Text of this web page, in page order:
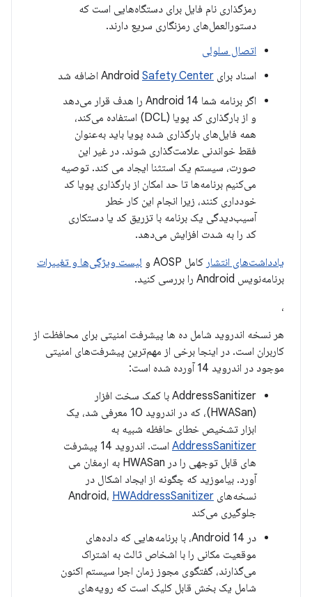
رمزگذاری نام فایل برای دستگاه‌هایی است که
دستورالعمل‌های رمزنگاری سریع دارند.
اتصال سلولی
اسناد برای Android Safety Center
اضافه شد
اگر برنامه شما Android 14 را هدف قرار می‌دهد
و از بارگذاری کد پویا (DCL) استفاده می‌کند،
همه فایل‌های بارگذاری شده پویا باید به‌عنوان
فقط خواندنی علامت‌گذاری شوند. در غیر این
صورت، سیستم یک استثنا ایجاد می کند. توصیه
می‌کنیم برنامه‌ها تا حد امکان از بارگذاری پویا کد
خودداری کنند، زیرا انجام این کار خطر
آسیب‌دیدگی یک برنامه با تزریق کد یا دستکاری
کد را به شدت افزایش می‌دهد.
یادداشت‌های انتشار کامل AOSP و
لیست ویژگی‌ها و تغییرات
برنامه‌نویس Android را بررسی کنید.
،
هر نسخه اندروید شامل ده ها پیشرفت امنیتی برای محافظت از
کاربران است. در اینجا برخی از مهم‌ترین پیشرفت‌های امنیتی
موجود در اندروید 14 آورده شده است:
AddressSanitizer با کمک سخت افزار
(HWASan)، که در اندروید 10 معرفی شد، یک
ابزار تشخیص خطای حافظه شبیه به
AddressSanitizer
است. اندروید 14 پیشرفت
های قابل توجهی را در HWASan به ارمغان می
آورد. بیاموزید که چگونه از ایجاد اشکال در
نسخه‌های Android، HWAddressSanitizer
جلوگیری می‌کند
در Android 14، با برنامه‌هایی که داده‌های
موقعیت مکانی را با اشخاص ثالث به اشتراک
می‌گذارند، گفتگوی مجوز زمان اجرا سیستم اکنون
شامل یک بخش قابل کلیک است که رویه‌های